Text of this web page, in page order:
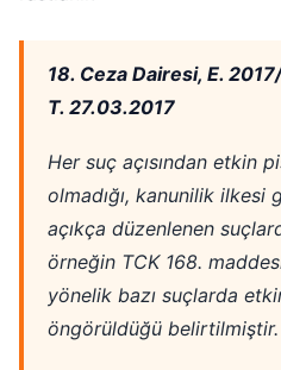
18. Ceza Dairesi, E.
T. 27.03.2017
Her suç açısından etkin
olmadığı, kanunilik ilkesi
açıkça düzenlenen
örneğin TCK 168.
yönelik bazı suçlarda
öngörüldüğü belirtilmiştir.